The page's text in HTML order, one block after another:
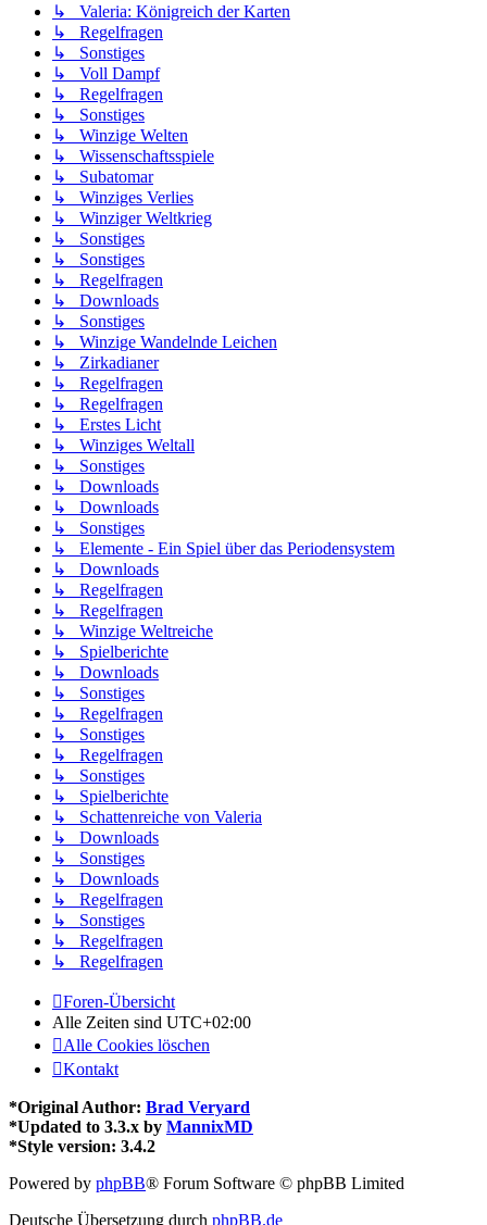
↳ Valeria: Königreich der Karten
↳ Regelfragen
↳ Sonstiges
↳ Voll Dampf
↳ Regelfragen
↳ Sonstiges
↳ Winzige Welten
↳ Wissenschaftsspiele
↳ Subatomar
↳ Winziges Verlies
↳ Winziger Weltkrieg
↳ Sonstiges
↳ Sonstiges
↳ Regelfragen
↳ Downloads
↳ Sonstiges
↳ Winzige Wandelnde Leichen
↳ Zirkadianer
↳ Regelfragen
↳ Regelfragen
↳ Erstes Licht
↳ Winziges Weltall
↳ Sonstiges
↳ Downloads
↳ Downloads
↳ Sonstiges
↳ Elemente - Ein Spiel über das Periodensystem
↳ Downloads
↳ Regelfragen
↳ Regelfragen
↳ Winzige Weltreiche
↳ Spielberichte
↳ Downloads
↳ Sonstiges
↳ Regelfragen
↳ Sonstiges
↳ Regelfragen
↳ Sonstiges
↳ Spielberichte
↳ Schattenreiche von Valeria
↳ Downloads
↳ Sonstiges
↳ Downloads
↳ Regelfragen
↳ Sonstiges
↳ Regelfragen
↳ Regelfragen
Foren-Übersicht
Alle Zeiten sind UTC+02:00
Alle Cookies löschen
Kontakt
*Original Author: Brad Veryard
*Updated to 3.3.x by MannixMD
*Style version: 3.4.2
Powered by phpBB® Forum Software © phpBB Limited
Deutsche Übersetzung durch phpBB.de